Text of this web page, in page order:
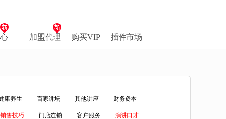
加盟代理 购买VIP 插件市场
康养生 百家讲坛 其他讲座 财务资本
销售技巧 门店连锁 客户服务 演讲口才